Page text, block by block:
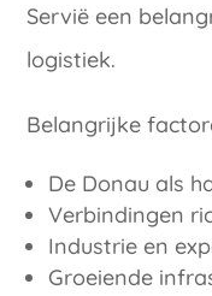
Servië een
logistiek.
Belangrijke
De Donau als
Verbindingen
Industrie en
Groeiende